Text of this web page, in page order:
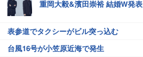
重岡大毅&濱田崇裕 結婚W発表
表参道でタクシーがビル突っ込む
台風16号が小笠原近海で発生